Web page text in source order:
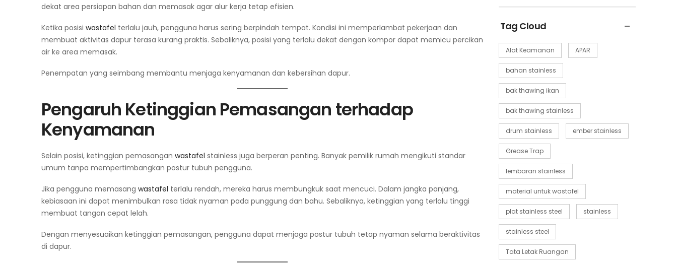
dekat area persiapan bahan dan memasak agar alur kerja tetap efisien.
Ketika posisi wastafel terlalu jauh, pengguna harus sering berpindah tempat. Kondisi ini memperlambat pekerjaan dan
membuat aktivitas dapur terasa kurang praktis. Sebaliknya, posisi yang terlalu dekat dengan kompor dapat memicu percikan
air ke area memasak.
Penempatan yang seimbang membantu menjaga kenyamanan dan kebersihan dapur.
Pengaruh Ketinggian Pemasangan terhadap
Kenyamanan
Selain posisi, ketinggian pemasangan wastafel stainless juga berperan penting. Banyak pemilik rumah mengikuti standar
umum tanpa mempertimbangkan postur tubuh pengguna.
Jika pengguna memasang wastafel terlalu rendah, mereka harus membungkuk saat mencuci. Dalam jangka panjang,
kebiasaan ini dapat menimbulkan rasa tidak nyaman pada punggung dan bahu. Sebaliknya, ketinggian yang terlalu tinggi
membuat tangan cepat lelah.
Dengan menyesuaikan ketinggian pemasangan, pengguna dapat menjaga postur tubuh tetap nyaman selama beraktivitas
di dapur.
Tag Cloud
Alat Keamanan APAR
bahan stainless
bak thawing ikan
bak thawing stainless
drum stainless ember stainless
Grease Trap
lembaran stainless
material untuk wastafel
plat stainless steel stainless
stainless steel
Tata Letak Ruangan